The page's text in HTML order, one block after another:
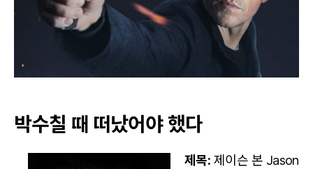
박수칠 때 떠났어야 했다
제목: 제이슨 본 Jason